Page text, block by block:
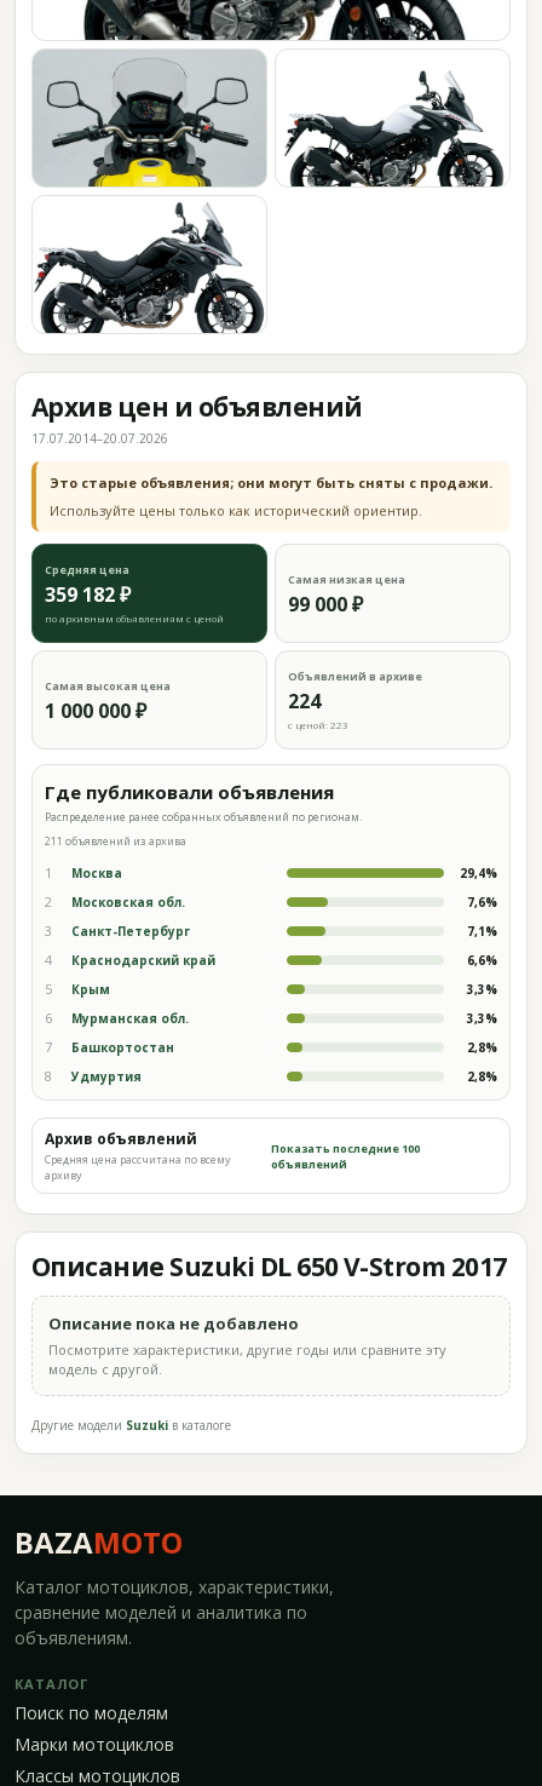
Архив цен и объявлений
17.07.2014–20.07.2026
Это старые объявления; они могут быть сняты с продажи.
Используйте цены только как исторический ориентир.
Средняя цена
359 182 ₽
по архивным объявлениям с ценой
Самая низкая цена
99 000 ₽
Самая высокая цена
1 000 000 ₽
Объявлений в архиве
224
с ценой: 223
Где публиковали объявления
Распределение ранее собранных объявлений по регионам.
211 объявлений из архива
1 Москва 29,4%
2 Московская обл. 7,6%
3 Санкт-Петербург 7,1%
4 Краснодарский край 6,6%
5 Крым 3,3%
6 Мурманская обл. 3,3%
7 Башкортостан 2,8%
8 Удмуртия 2,8%
Архив объявлений
Средняя цена рассчитана по всему
архиву
Показать последние 100
объявлений
Описание Suzuki DL 650 V-Strom 2017
Описание пока не добавлено
Посмотрите характеристики, другие годы или сравните эту
модель с другой.
Другие модели Suzuki в каталоге
BAZAMOTO
Каталог мотоциклов, характеристики,
сравнение моделей и аналитика по
объявлениям.
КАТАЛОГ
Поиск по моделям
Марки мотоциклов
Классы мотоциклов